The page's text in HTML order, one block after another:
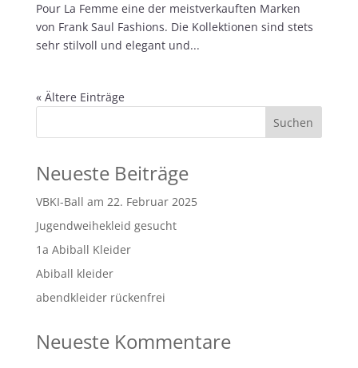
Pour La Femme eine der meistverkauften Marken
von Frank Saul Fashions. Die Kollektionen sind stets
sehr stilvoll und elegant und...
« Ältere Einträge
Neueste Beiträge
VBKI-Ball am 22. Februar 2025
Jugendweihekleid gesucht
1a Abiball Kleider
Abiball kleider
abendkleider rückenfrei
Neueste Kommentare